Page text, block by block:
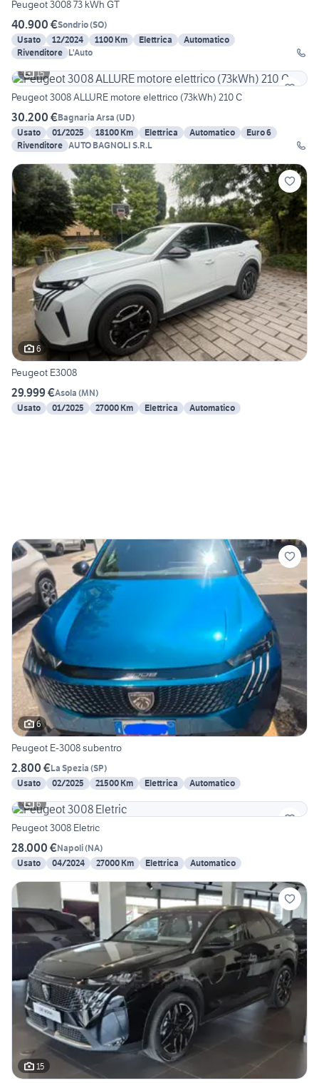
Peugeot 3008 73 kWh GT
40.900 €Sondrio(SO)
Usato
12/2024 1100 Km Elettrica
Automatico
Rivenditore L'Auto
15
Peugeot 3008 ALLURE motore elettrico (73kWh) 210 C
30.200 €Bagnaria Arsa (UD)
Usato
01/2025 18100 Km Elettrica Automatico
Euro 6
Rivenditore AUTO BAGNOLI S.R.L
6
Peugeot E3008
29.999 €Asola (MN)
Usato
01/2025 27000 Km Elettrica Automatico
6
Peugeot E-3008 subentro
2.800 €La Spezia (SP)
Usato
02/2025 21500 Km Elettrica
Automatico
6
Peugeot 3008 Eletric
28.000 €Napoli(NA)
Usato
04/2024 27000 Km Elettrica Automatico
15